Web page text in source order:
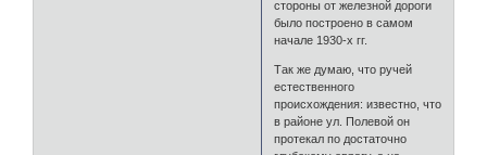
стороны от железной дороги
было построено в самом
начале 1930-х гг.
Так же думаю, что ручей
естественного
происхождения: известно, что
в районе ул. Полевой он
протекал по достаточно